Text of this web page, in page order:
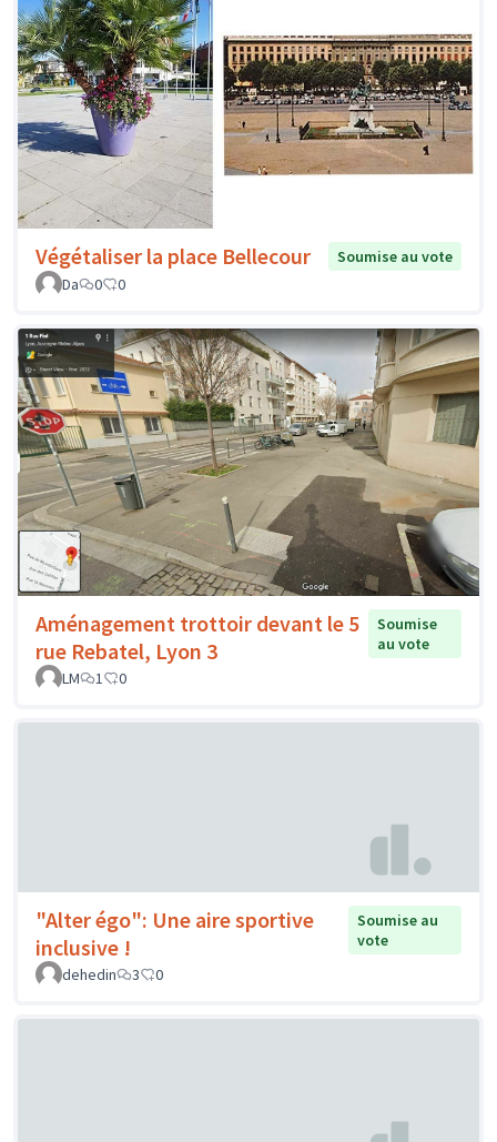
Végétaliser la place Bellecour
Soumise au vote
Da
0 0
Aménagement trottoir devant le 5
rue Rebatel, Lyon 3
Soumise
au vote
LM
1 0
"Alter égo": Une aire sportive
inclusive !
Soumise au
vote
dehedin
3 0